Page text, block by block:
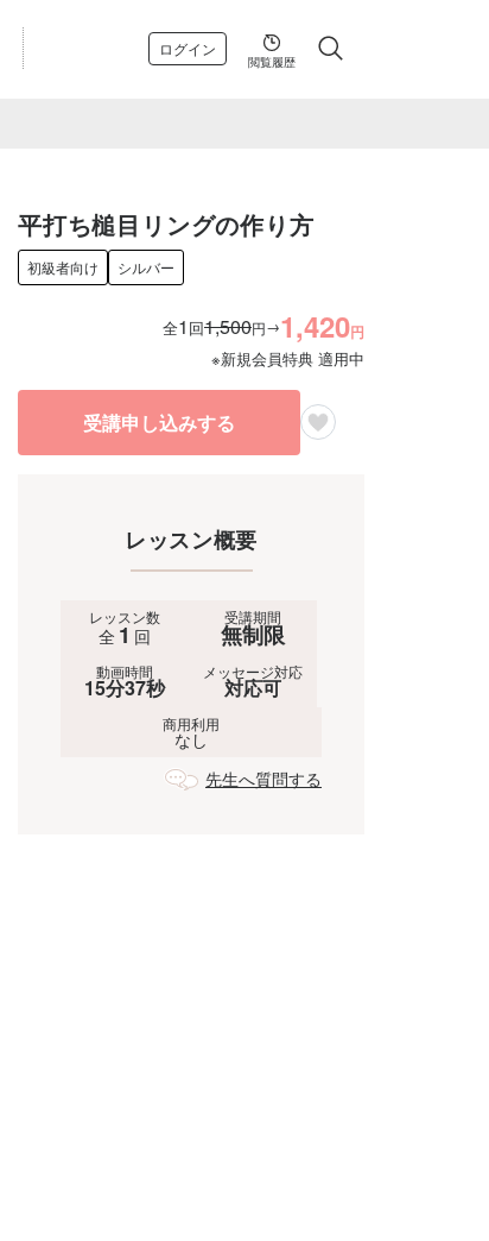
ログイン
閲覧履歴
平打ち槌目リングの作り方
初級者向け シルバー
全1 回1,500円→1,420円
※新規会員特典 適用中
受講申し込みする
レッスン概要
レッスン数
全 1 回
受講期間
無制限
動画時間
15分37秒
メッセージ対応
対応可
商用利用
なし
先生へ質問する